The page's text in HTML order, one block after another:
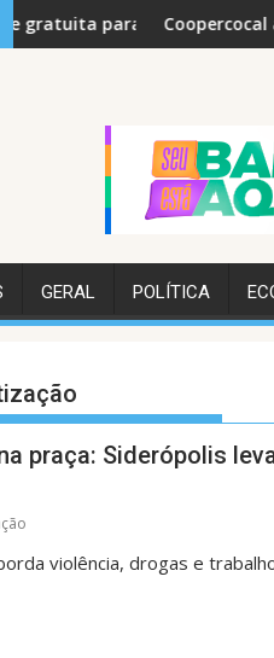
pais e filhos neste
Coopercocal abre
GERAL POLÍTICA
praça: Siderópolis
violência, drogas e